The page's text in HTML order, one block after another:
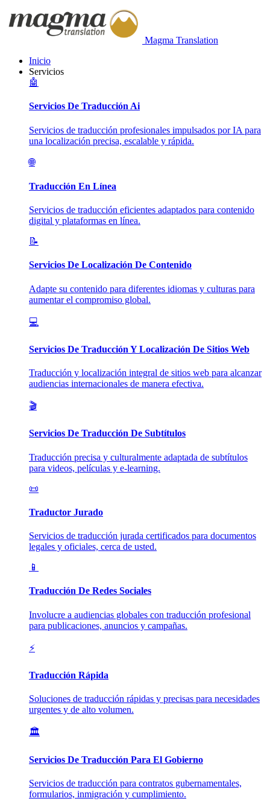
Magma Translation
Inicio
Servicios
🤖
Servicios De Traducción Ai
Servicios de traducción profesionales impulsados por IA para
una localización precisa, escalable y rápida.
🌐
Traducción En Línea
Servicios de traducción eficientes adaptados para contenido
digital y plataformas en línea.
📝
Servicios De Localización De Contenido
Adapte su contenido para diferentes idiomas y culturas para
aumentar el compromiso global.
💻
Servicios De Traducción Y Localización De Sitios Web
Traducción y localización integral de sitios web para alcanzar
audiencias internacionales de manera efectiva.
🎬
Servicios De Traducción De Subtítulos
Traducción precisa y culturalmente adaptada de subtítulos
para videos, películas y e-learning.
📜
Traductor Jurado
Servicios de traducción jurada certificados para documentos
legales y oficiales, cerca de usted.
📱
Traducción De Redes Sociales
Involucre a audiencias globales con traducción profesional
para publicaciones, anuncios y campañas.
⚡
Traducción Rápida
Soluciones de traducción rápidas y precisas para necesidades
urgentes y de alto volumen.
🏛️
Servicios De Traducción Para El Gobierno
Servicios de traducción para contratos gubernamentales,
formularios, inmigración y cumplimiento.